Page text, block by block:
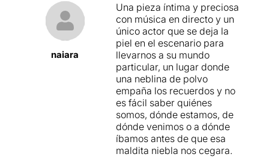
naiara
Una pieza íntima y preciosa
con música en directo y un
único actor que se deja la
piel en el escenario para
llevarnos a su mundo
particular, un lugar donde
una neblina de polvo
empaña los recuerdos y no
es fácil saber quiénes
somos, dónde estamos, de
dónde venimos o a dónde
íbamos antes de que esa
maldita niebla nos cegara.